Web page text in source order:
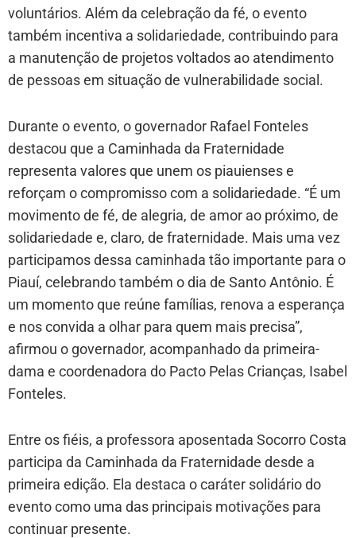
voluntários. Além da celebração da fé, o evento
também incentiva a solidariedade, contribuindo para
a manutenção de projetos voltados ao atendimento
de pessoas em situação de vulnerabilidade social.
Durante o evento, o governador Rafael Fonteles
destacou que a Caminhada da Fraternidade
representa valores que unem os piauienses e
reforçam o compromisso com a solidariedade. “É um
movimento de fé, de alegria, de amor ao próximo, de
solidariedade e, claro, de fraternidade. Mais uma vez
participamos dessa caminhada tão importante para o
Piauí, celebrando também o dia de Santo Antônio. É
um momento que reúne famílias, renova a esperança
e nos convida a olhar para quem mais precisa”,
afirmou o governador, acompanhado da primeira-
dama e coordenadora do Pacto Pelas Crianças, Isabel
Fonteles.
Entre os fiéis, a professora aposentada Socorro Costa
participa da Caminhada da Fraternidade desde a
primeira edição. Ela destaca o caráter solidário do
evento como uma das principais motivações para
continuar presente.